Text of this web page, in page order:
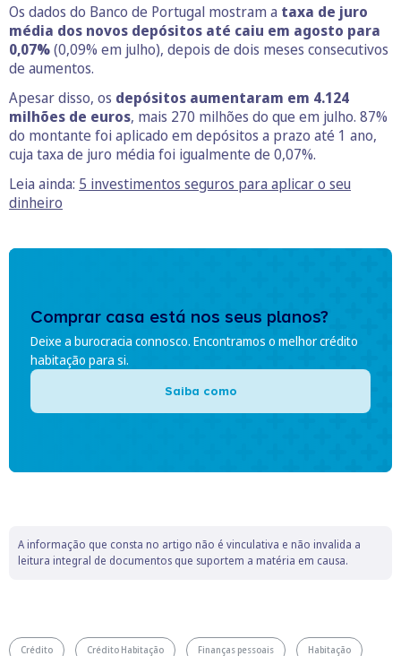
Os dados do Banco de Portugal mostram a taxa de juro
média dos novos depósitos até caiu em agosto para
0,07%(0,09% em julho), depois de dois meses consecutivos
de aumentos.
Apesar disso, os depósitos aumentaram em 4.124
milhões de euros, mais 270 milhões do que em julho. 87%
do montante foi aplicado em depósitos a prazo até 1 ano,
cuja taxa de juro média foi igualmente de 0,07%.
Leia ainda: 5 investimentos seguros para aplicar o seu
dinheiro
Comprar casa está nos seus planos?
Deixe a burocracia connosco. Encontramos o melhor crédito
habitação para si.
Saiba como
A informação que consta no artigo não é vinculativa e não invalida a
leitura integral de documentos que suportem a matéria em causa.
Crédito Crédito Habitação Finanças pessoais Habitação